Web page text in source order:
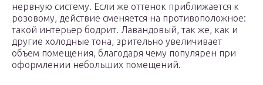
нервную систему. Если же оттенок приближается к
розовому, действие сменяется на противоположное:
такой интерьер бодрит. Лавандовый, так же, как и
другие холодные тона, зрительно увеличивает
объем помещения, благодаря чему популярен при
оформлении небольших помещений.